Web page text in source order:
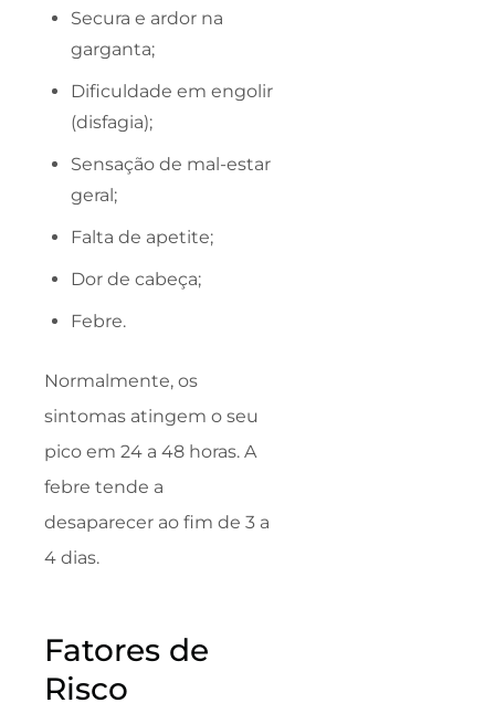
Secura e ardor na
garganta;
Dificuldade em engolir
(disfagia);
Sensação de mal-estar
geral;
Falta de apetite;
Dor de cabeça;
Febre.
Normalmente, os
sintomas atingem o seu
pico em 24 a 48 horas. A
febre tende a
desaparecer ao fim de 3 a
4 dias.
Fatores de
Risco